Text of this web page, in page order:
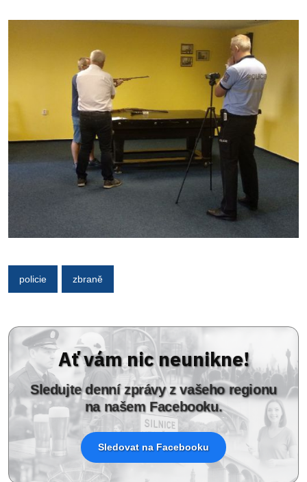
policie zbraně
Ať vám nic neunikne!
Sledujte denní zprávy z vašeho regionu
na našem Facebooku.
Sledovat na Facebooku